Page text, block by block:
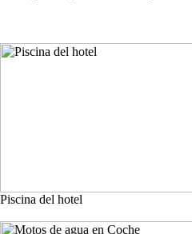
Piscina del hotel